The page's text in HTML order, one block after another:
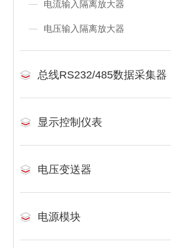
电流输入隔离放大器
电压输入隔离放大器
总线RS232/485数据采集器
显示控制仪表
电压变送器
电源模块